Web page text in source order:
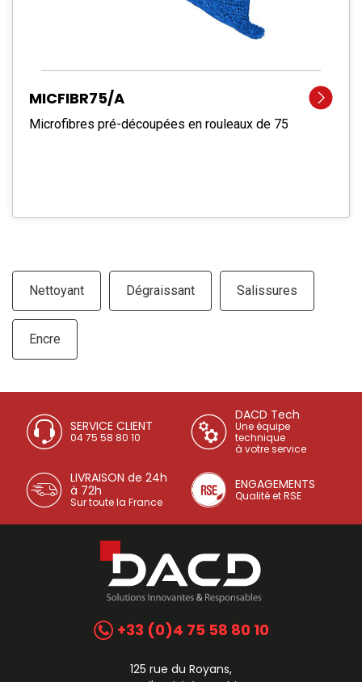
MICFIBR75/A
Microfibres pré-découpées en rouleaux de 75
Nettoyant Dégraissant Salissures
Encre
SERVICE CLIENT
04 75 58 80 10
DACD Tech
Une équipe
technique
à votre service
LIVRAISON de 24h
à 72h
Sur toute la France
ENGAGEMENTS
Qualité et RSE
+33 (0)4 75 58 80 10
125 rue du Royans,